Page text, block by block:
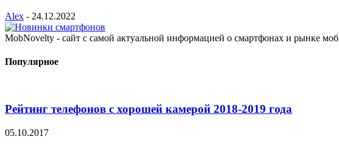
Alex - 24.12.2022
MobNovelty - сайт с самой актуальной информацией о смартфонах и рынке
Популярное
Рейтинг телефонов с хорошей камерой 2018-2019 года
05.10.2017